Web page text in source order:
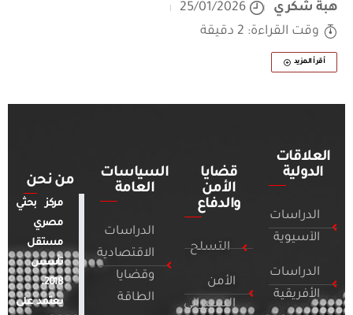
هبة شكري
25/01/2026
وقت القراءة: 2 دقيقة
أقرأ المزيد
العلاقات
الدولية
الدراسات
الآسيوية
الدراسات
الأفريقية
قضايا
الأمن
والدفاع
التسلح
الأمن
السيبراني
السياسات
العامة
الدراسات
الاقتصادية
وقضايا
الطاقة
من نحن
مركز بحثي
مصري
مستقل
تأسس
2018.
يعتمد على